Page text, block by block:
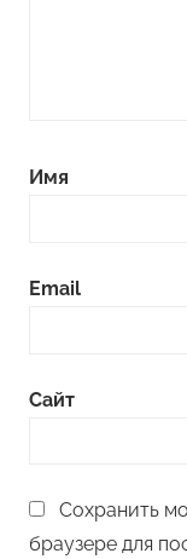
Имя
Email
Сайт
Сохранить
браузере для